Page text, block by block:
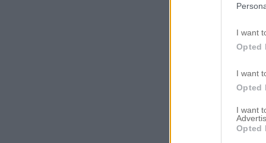
I want
Opted
I want
Opted
I want
Opted